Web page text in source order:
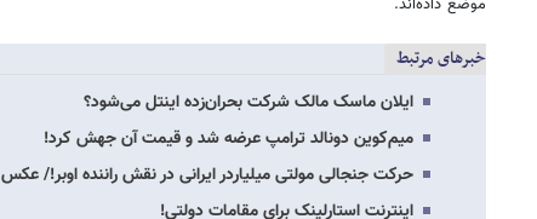
موضع داده‌اند.
خبرهای مرتبط
ایلان ماسک مالک شرکت بحران‌زده اینتل می‌شود؟
میم‌کوین دونالد ترامپ عرضه شد و قیمت آن جهش کرد!
حرکت جنجالی مولتی میلیاردر ایرانی در نقش راننده اوبر!/ عکس
اینترنت استارلینک برای مقامات دولتی!